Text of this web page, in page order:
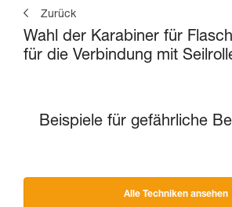
Zurück
Wahl der Karabiner für
für die Verbindung mit
Beispiele für gefährliche
Alle Techniken ansehen